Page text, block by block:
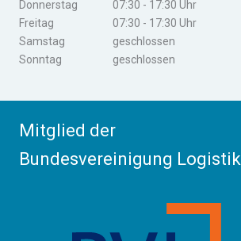
Donnerstag
Freitag
Samstag
Sonntag
07:30 - 17:30 Uhr
07:30 - 17:30 Uhr
geschlossen
geschlossen
Mitglied der
Bundesvereinigung Logistik